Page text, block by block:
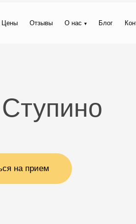
Цены Отзывы О нас Блог
на прием